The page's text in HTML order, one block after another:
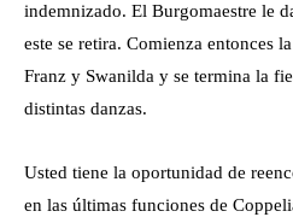
indemnizado. El Burgomaestre le
este se retira. Comienza entonces
Franz y Swanilda y se termina la
distintas danzas.
Usted tiene la oportunidad de
en las últimas funciones de